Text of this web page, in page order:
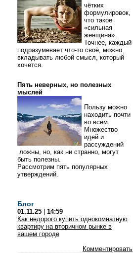
чётких
формулировок,
что такое
«сильная
женщина».
Точнее, каждый
подразумевает что-то своё, можно
вкладывать любой смысл, который
хочется.
Пять неверных, но полезных
мыслей
Пользу можно
находить почти
во всём.
Множество
идей и
рассуждений
ложны, но, как ни странно, могут
быть полезны.
Рассмотрим пять популярных
утверждений.
Блог
01.11.25
14:59
Как недорого купить однокомнатную
квартиру на вторичном рынке в
вашем городе
Комментировать